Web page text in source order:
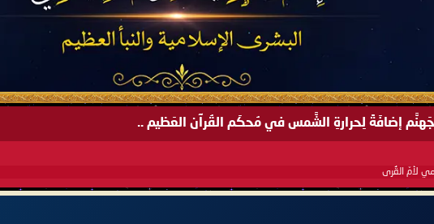
جَهنَّم إضافَةً لِحرارةِ الشَّمس في مُحكَم القُرآن العَظيم ..